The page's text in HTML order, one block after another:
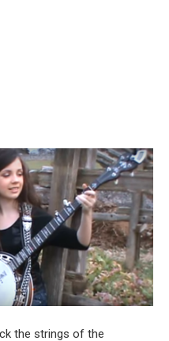
the strings of the